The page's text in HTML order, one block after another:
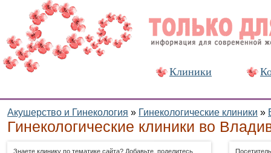
Клиники
Акушерство и Гинекология » Гинекологические клиники »
Гинекологические клиники во
Знаете клинику по тематике сайта? Добавьте, поделитесь